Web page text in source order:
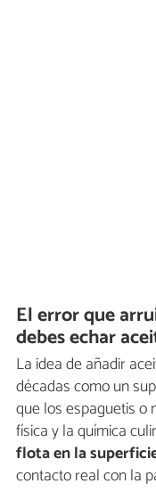
El error que
debes echar
La idea de añadir
décadas como un
que los espaguetis o
física y la química
flota en la
contacto real con la